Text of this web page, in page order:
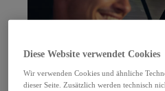
Diese Website verwendet Cookies
Wir verwenden Cookies und ähnliche
dieser Seite. Zusätzlich werden technisch